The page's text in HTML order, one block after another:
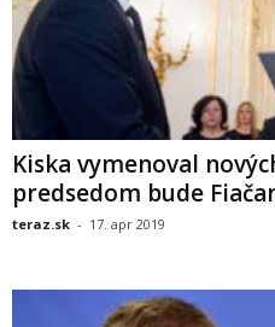
Kiska vymenoval
predsedom bude
teraz.sk - 17. apr 2019